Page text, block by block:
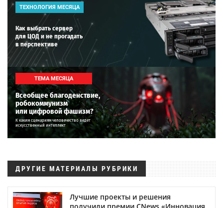
ТЕХНОЛОГИЯ МЕСЯЦА
Как выбрать сервер
для ЦОД и не прогадать
в перспективе
ТЕМА МЕСЯЦА
Всеобщее благоденствие,
робокоммунизм
или цифровой фашизм?
К каким сценариям человечество ведет
искусственный интеллект
ДРУГИЕ МАТЕРИАЛЫ РУБРИКИ
Лучшие проекты и решения